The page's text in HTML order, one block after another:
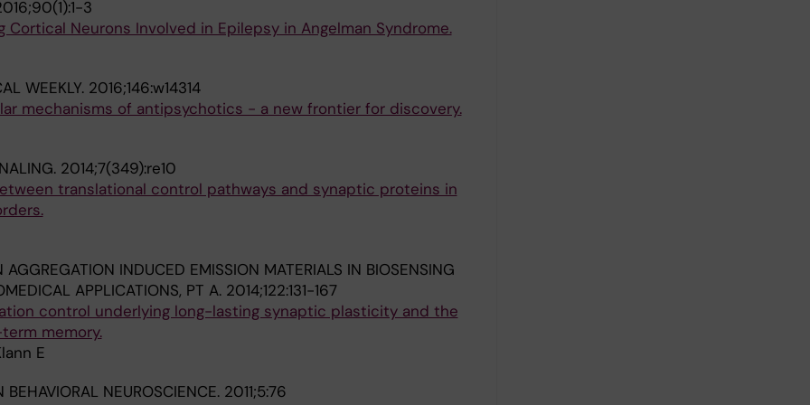
3
Cortical Neurons Involved in Epilepsy in Angelman Syndrome.
WEEKLY. 2016;146:w14314
mechanisms of antipsychotics - a new frontier for discovery.
2014;7(349):re10
translational control pathways and synaptic proteins in
AGGREGATION INDUCED EMISSION MATERIALS IN BIOSENSING
APPLICATIONS, PT A. 2014;122:131-167
control underlying long-lasting synaptic plasticity and the
memory.
E
BEHAVIORAL NEUROSCIENCE. 2011;5:76